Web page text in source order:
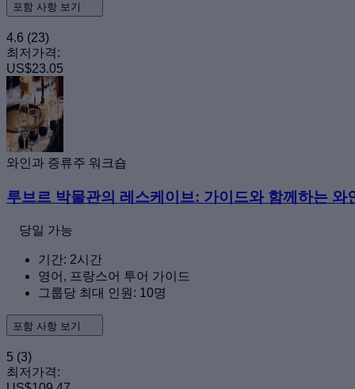
포함 사항 보기
4.6 (23)
최저가격:
US$23.05
와인과 증류주 워크숍
루브르 박물관의 레스케이브: 가이드와 함께하는 와
당일 가능
기간: 2시간
영어, 프랑스어 투어 가이드
그룹당 최대 인원: 10명
포함 사항 보기
5 (3)
최저가격: